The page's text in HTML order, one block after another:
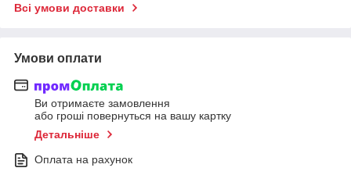
Всі умови доставки
Умови оплати
Ви отримаєте замовлення
або гроші повернуться на вашу картку
Детальніше
Оплата на рахунок